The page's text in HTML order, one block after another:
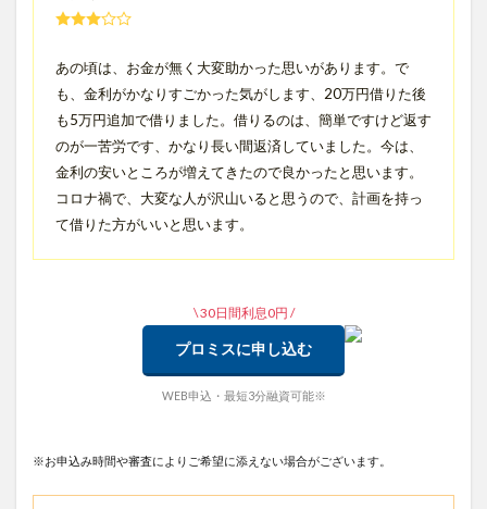
あの頃は、お金が無く大変助かった思いがあります。で
も、金利がかなりすごかった気がします、20万円借りた後
も5万円追加で借りました。借りるのは、簡単ですけど返す
のが一苦労です、かなり長い間返済していました。今は、
金利の安いところが増えてきたので良かったと思います。
コロナ禍で、大変な人が沢山いると思うので、計画を持っ
て借りた方がいいと思います。
\ 30日間利息0円 /
プロミスに申し込む
WEB申込・最短3分融資可能※
※お申込み時間や審査によりご希望に添えない場合がございます。